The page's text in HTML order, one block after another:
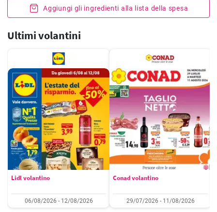
Aggiungi gli ingredienti alla lista della spesa
Ultimi volantini
Lidl volantino
06/08/2026 - 12/08/2026
Conad volantino
29/07/2026 - 11/08/2026